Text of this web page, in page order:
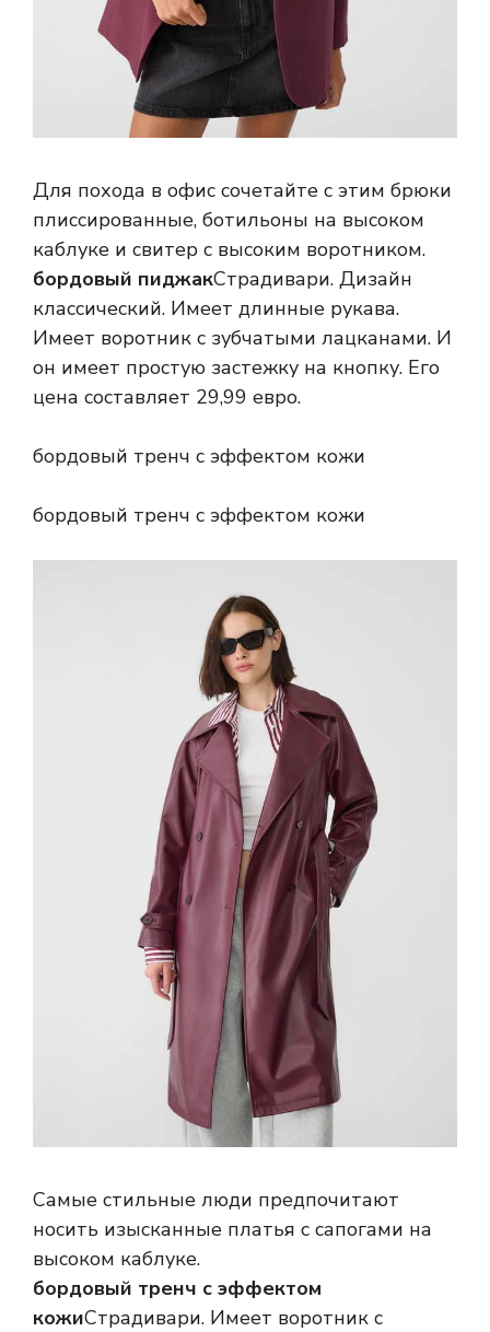
Для похода в офис сочетайте с этим брюки
плиссированные, ботильоны на высоком
каблуке и свитер с высоким воротником.
бордовый пиджакСтрадивари. Дизайн
классический. Имеет длинные рукава.
Имеет воротник с зубчатыми лацканами. И
он имеет простую застежку на кнопку. Его
цена составляет 29,99 евро.
бордовый тренч с эффектом кожи
бордовый тренч с эффектом кожи
Самые стильные люди предпочитают
носить изысканные платья с сапогами на
высоком каблуке.
бордовый тренч с эффектом
кожиСтрадивари. Имеет воротник с